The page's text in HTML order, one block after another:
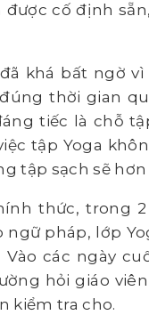
được cố định
khá bất ngờ
thời gian
tiếc là chỗ
tập Yoga
tập sạch sẽ
thức, trong
pháp, lớp
Vào các ngày
hỏi giáo
kiểm tra cho.